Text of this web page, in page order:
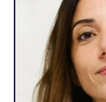
"Weglot es genial
con mis
prometer a mis
de tener una web